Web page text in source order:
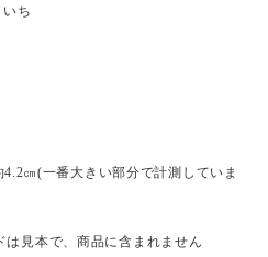
ち
㎝(一番大きい部分で計測していま
見本で、商品に含まれません